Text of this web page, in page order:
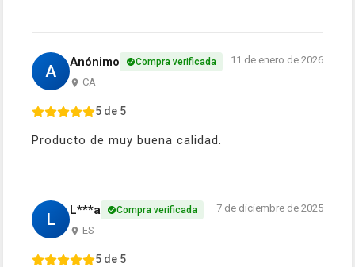
A Anónimo Compra verificada
CA
11 de enero de 2026
5 de 5
Producto de muy buena calidad.
L L***a Compra verificada
ES
7 de diciembre de 2025
5 de 5